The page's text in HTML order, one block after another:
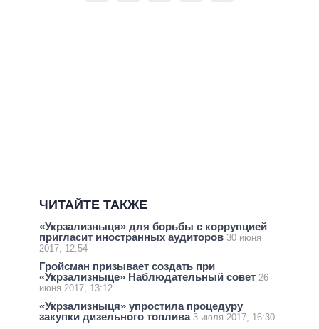
ЧИТАЙТЕ ТАКЖЕ
«Укрзализныця» для борьбы с коррупцией
пригласит иностранных аудиторов 30 июня
2017, 12:54
Гройсман призывает создать при
«Укрзализныце» Наблюдательный совет 26
июня 2017, 13:12
«Укрзализныця» упростила процедуру
закупки дизельного топлива 3 июля 2017, 16:30